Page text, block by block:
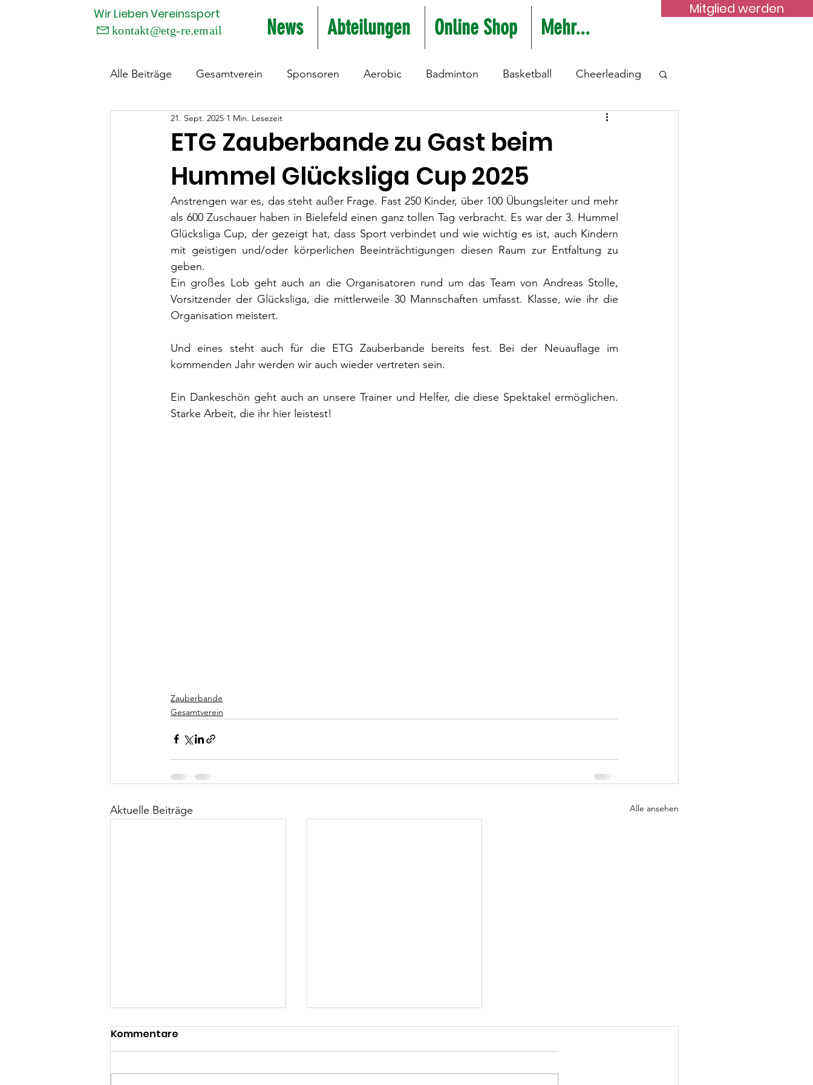
Wir Lieben Vereinssport
kontakt@etg-re.email
 News Abteilungen Online Shop Mehr...
Mitglied werden
Alle Beiträge Gesamtverein Sponsoren Aerobic Badminton Basketball Cheerleading
Disc-Golf Eltern-Kind-Turnen Gymnastik
Handball Kinderturnen Kung-Fu Leichtathletik Rückengymnastik
Tae Kwon Do & Hap Ki Do Ski-Gymnastik Tischtennis Triathlon Yoga Zumba
Hobby-Fußball
ETG Zauberbande zu Gast beim
Hummel Glücksliga Cup 2025
21. Sept. 2025 1 Min. Lesezeit
Anstrengen war es, das steht außer Frage. Fast 250 Kinder, über 100 Übungsleiter und mehr
als 600 Zuschauer haben in Bielefeld einen ganz tollen Tag verbracht. Es war der 3. Hummel
Glücksliga Cup, der gezeigt hat, dass Sport verbindet und wie wichtig es ist, auch Kindern
mit geistigen und/oder körperlichen Beeinträchtigungen diesen Raum zur Entfaltung zu
geben.
Ein großes Lob geht auch an die Organisatoren rund um das Team von Andreas Stolle,
Vorsitzender der Glücksliga, die mittlerweile 30 Mannschaften umfasst. Klasse, wie ihr die
Organisation meistert.
Und eines steht auch für die ETG Zauberbande bereits fest. Bei der Neuauflage im
kommenden Jahr werden wir auch wieder vertreten sein.
Ein Dankeschön geht auch an unsere Trainer und Helfer, die diese Spektakel ermöglichen.
Starke Arbeit, die ihr hier leistest!
Zauberbande
Gesamtverein
Aktuelle Beiträge Alle ansehen
Kommentare